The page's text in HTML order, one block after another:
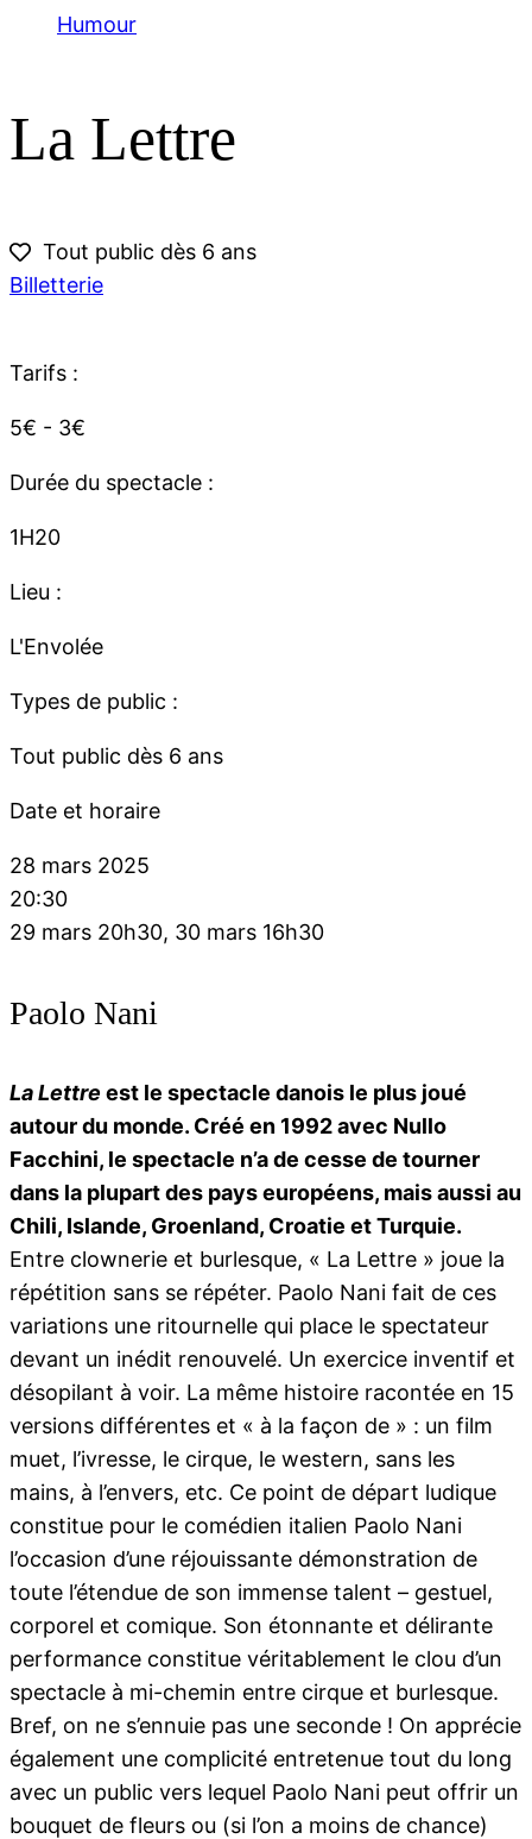
Humour
La Lettre
Tout public dès 6 ans
Billetterie
Tarifs :
5€ - 3€
Durée du spectacle :
1H20
Lieu :
L'Envolée
Types de public :
Tout public dès 6 ans
Date et horaire
28 mars 2025
20:30
29 mars 20h30, 30 mars 16h30
Paolo Nani
La Lettre est le spectacle danois le plus joué
autour du monde. Créé en 1992 avec Nullo
Facchini, le spectacle n’a de cesse de tourner
dans la plupart des pays européens, mais aussi au
Chili, Islande, Groenland, Croatie et Turquie.
Entre clownerie et burlesque, « La Lettre » joue la
répétition sans se répéter. Paolo Nani fait de ces
variations une ritournelle qui place le spectateur
devant un inédit renouvelé. Un exercice inventif et
désopilant à voir. La même histoire racontée en 15
versions différentes et « à la façon de » : un film
muet, l’ivresse, le cirque, le western, sans les
mains, à l’envers, etc. Ce point de départ ludique
constitue pour le comédien italien Paolo Nani
l’occasion d’une réjouissante démonstration de
toute l’étendue de son immense talent – gestuel,
corporel et comique. Son étonnante et délirante
performance constitue véritablement le clou d’un
spectacle à mi-chemin entre cirque et burlesque.
Bref, on ne s’ennuie pas une seconde ! On apprécie
également une complicité entretenue tout du long
avec un public vers lequel Paolo Nani peut offrir un
bouquet de fleurs ou (si l’on a moins de chance)